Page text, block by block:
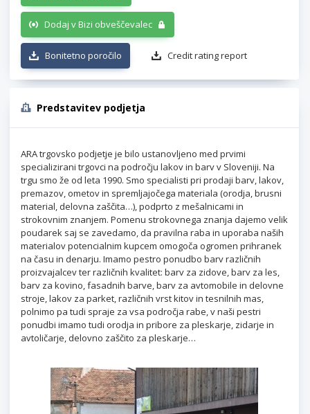
Dodaj v Bizi obveščevalec
Bonitetno poročilo Credit rating report
Predstavitev podjetja
ARA trgovsko podjetje je bilo ustanovljeno med prvimi
specializirani trgovci na področju lakov in barv v Sloveniji. Na
trgu smo že od leta 1990. Smo specialisti pri prodaji barv, lakov,
premazov, ometov in spremljajočega materiala (orodja, brusni
material, delovna zaščita…), podprto z mešalnicami in
strokovnim znanjem. Pomenu strokovnega znanja dajemo velik
poudarek saj se zavedamo, da pravilna raba in uporaba naših
materialov potencialnim kupcem omogoča ogromen prihranek
na času in denarju. Imamo pestro ponudbo barv različnih
proizvajalcev ter različnih kvalitet: barv za zidove, barv za les,
barv za kovino, fasadnih barve, barv za avtomobile in delovne
stroje, lakov za parket, različnih vrst kitov in tesnilnih mas,
polnimo pa tudi spraje za vsa področja rabe, v naši pestri
ponudbi imamo tudi orodja in pribore za pleskarje, zidarje in
avtoličarje, delovno zaščito za pleskarje…